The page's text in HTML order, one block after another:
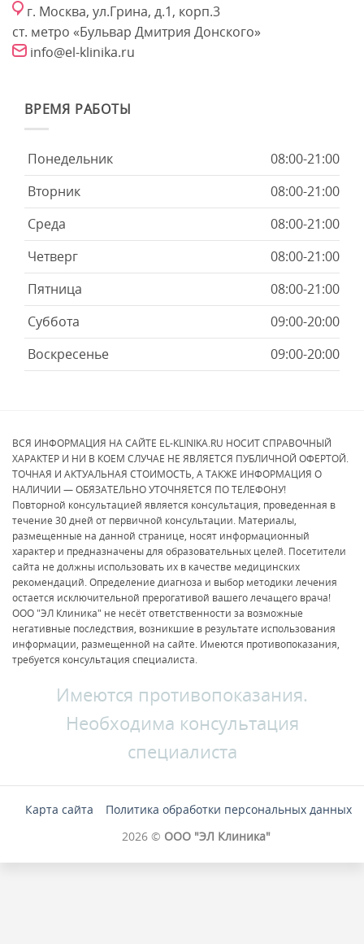
г. Москва, ул.Грина, д.1, корп.3
ст. метро «Бульвар Дмитрия Донского»
info@el-klinika.ru
ВРЕМЯ РАБОТЫ
Понедельник
08:00-21:00
Вторник
08:00-21:00
Среда
08:00-21:00
Четверг
08:00-21:00
Пятница
08:00-21:00
Суббота
09:00-20:00
Воскресенье
09:00-20:00
ВСЯ ИНФОРМАЦИЯ НА САЙТЕ EL-KLINIKA.RU НОСИТ СПРАВОЧНЫЙ
ХАРАКТЕР И НИ В КОЕМ СЛУЧАЕ НЕ ЯВЛЯЕТСЯ ПУБЛИЧНОЙ ОФЕРТОЙ.
ТОЧНАЯ И АКТУАЛЬНАЯ СТОИМОСТЬ, А ТАКЖЕ ИНФОРМАЦИЯ О
НАЛИЧИИ — ОБЯЗАТЕЛЬНО УТОЧНЯЕТСЯ ПО ТЕЛЕФОНУ!
Повторной консультацией является консультация, проведенная в
течение 30 дней от первичной консультации. Материалы,
размещенные на данной странице, носят информационный
характер и предназначены для образовательных целей. Посетители
сайта не должны использовать их в качестве медицинских
рекомендаций. Определение диагноза и выбор методики лечения
остается исключительной прерогативой вашего лечащего врача!
ООО "ЭЛ Клиника" не несёт ответственности за возможные
негативные последствия, возникшие в результате использования
информации, размещенной на сайте. Имеются противопоказания,
требуется консультация специалиста.
Имеются противопоказания.
Необходима консультация
специалиста
Карта сайта
Политика обработки персональных данных
2026 © ООО "ЭЛ Клиника"